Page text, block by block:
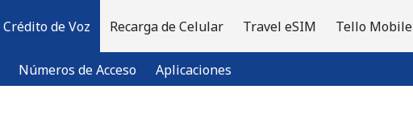
Crédito de Voz
Números de Acceso Aplicaciones
Recarga de Celular Travel eSIM Tello Mobile